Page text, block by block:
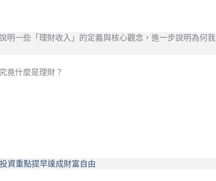
明一些「理財收入」的定義與核心觀念，進一步說明為何我
竟什麼是理財？
資重點提早達成財富自由